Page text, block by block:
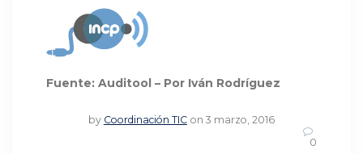
Fuente: Auditool – Por Iván Rodríguez
by Coordinación TIC on 3 marzo, 2016
0